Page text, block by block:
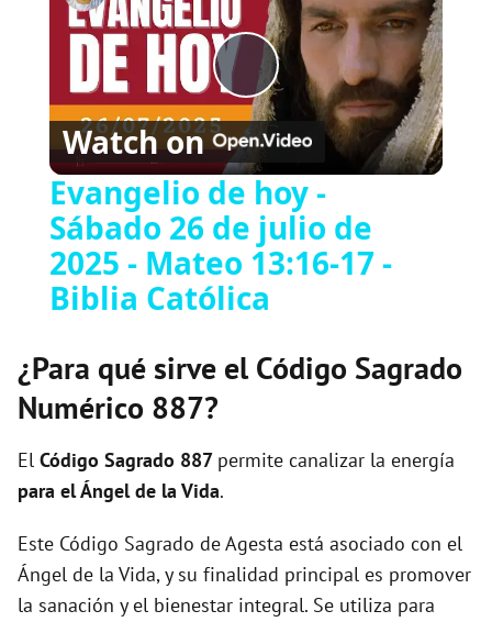
Play
Video
Watch on
Evangelio de hoy -
Sábado 26 de julio de
2025 - Mateo 13:16-17 -
Biblia Católica
¿Para qué sirve el Código Sagrado
Numérico 887?
El Código Sagrado 887 permite canalizar la energía
para el Ángel de la Vida.
Este Código Sagrado de Agesta está asociado con el
Ángel de la Vida, y su finalidad principal es promover
la sanación y el bienestar integral. Se utiliza para